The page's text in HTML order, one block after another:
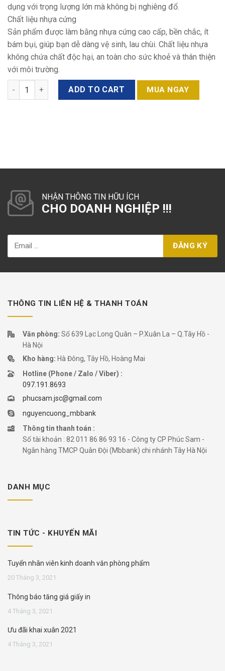
dụng với trọng lượng lớn mà không bị nghiêng đổ.
Chất liệu nhựa cứng
Sản phẩm được làm bằng nhựa cứng cao cấp, bền chắc, ít
bám bụi, giúp bạn dễ dàng vệ sinh, lau chùi. Chất liệu nhựa
không chứa chất độc hại, an toàn cho sức khoẻ và thân thiện
với môi trường.
Quantity ADD TO CART MUA NGAY
NHẬN THÔNG TIN HỮU ÍCH
CHO DOANH NGHIỆP !!!
THÔNG TIN LIÊN HỆ & THANH TOÁN
Văn phòng: Số 639 Lạc Long Quân – P.Xuân La – Q.Tây Hồ -
Hà Nội
Kho hàng: Hà Đông, Tây Hồ, Hoàng Mai
Hotline (Phone / Zalo / Viber) :
097.191.8693
phucsam.jsc@gmail.com
nguyencuong_mbbank
Thông tin thanh toán :
Số tài khoản : 82 011 86 86 93 16 - Công ty CP Phúc Sam -
Ngân hàng TMCP Quân Đội (Mbbank) chi nhánh Tây Hà Nội
DANH MỤC
TIN TỨC - KHUYẾN MÃI
Tuyển nhân viên kinh doanh văn phòng phẩm
20 Tháng 3, 2021
Thông báo tăng giá giấy in
4 Tháng 3, 2021
Ưu đãi khai xuân 2021
4 Tháng 3, 2021